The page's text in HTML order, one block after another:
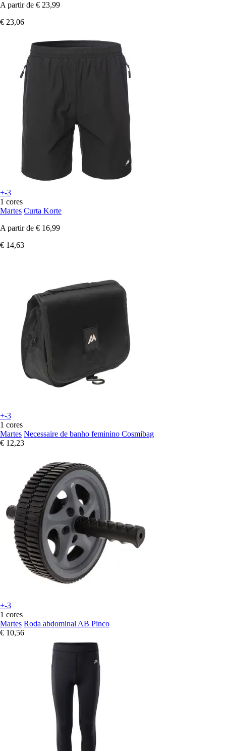
A partir de € 23,99
€ 23,06
+-3
1 cores
Martes Curta Korte
A partir de € 16,99
€ 14,63
+-3
1 cores
Martes Necessaire de banho feminino Cosmibag
€ 12,23
+-3
1 cores
Martes Roda abdominal AB Pinco
€ 10,56